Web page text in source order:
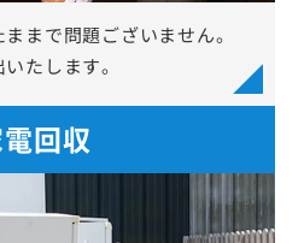
まで問題ございません。
たします。
回収